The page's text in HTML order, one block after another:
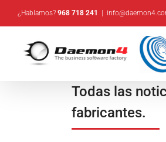
Saltar
al
contenido
¿Hablamos? 968 718 241
Todas las
fabricantes.